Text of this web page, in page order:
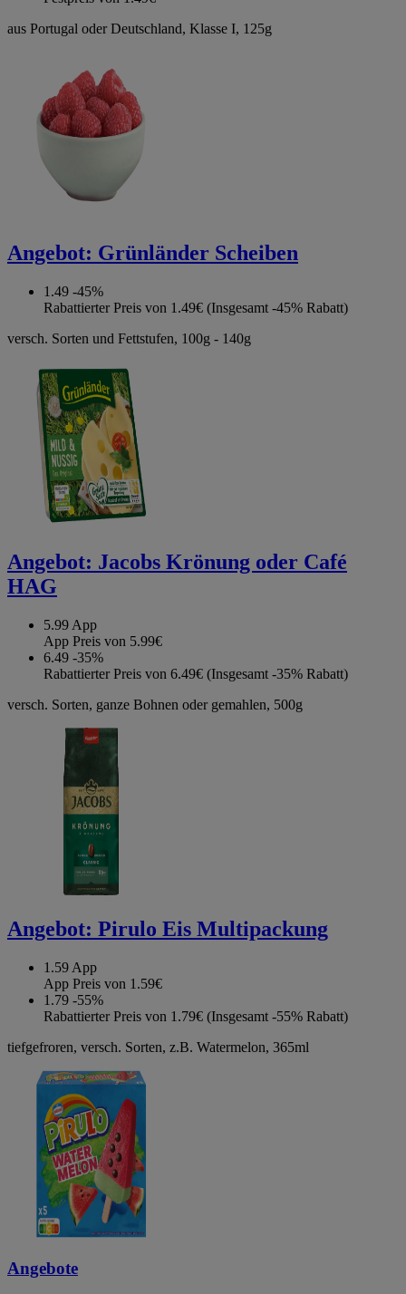
aus Portugal oder Deutschland, Klasse I, 125g
Angebot: Grünländer Scheiben
1.49 -45%
Rabattierter Preis von 1.49€ (Insgesamt -45% Rabatt)
versch. Sorten und Fettstufen, 100g - 140g
Angebot: Jacobs Krönung oder Café
HAG
5.99 App
App Preis von 5.99€
6.49 -35%
Rabattierter Preis von 6.49€ (Insgesamt -35% Rabatt)
versch. Sorten, ganze Bohnen oder gemahlen, 500g
Angebot: Pirulo Eis Multipackung
1.59 App
App Preis von 1.59€
1.79 -55%
Rabattierter Preis von 1.79€ (Insgesamt -55% Rabatt)
tiefgefroren, versch. Sorten, z.B. Watermelon, 365ml
Angebote